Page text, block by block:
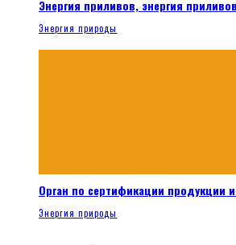
Энергия приливов, энергия
Энергия природы
Орган по сертификации продукции и
Энергия природы